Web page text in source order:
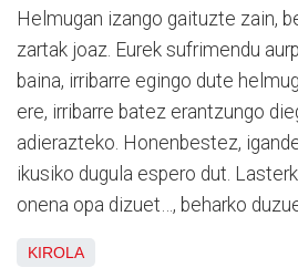
Helmugan izango gaituzte zain,
zartak joaz. Eurek sufrimendu
baina, irribarre egingo dute
ere, irribarre batez erantzungo
adierazteko. Honenbestez,
ikusiko dugula espero dut.
onena opa dizuet…, beharko
KIROLA